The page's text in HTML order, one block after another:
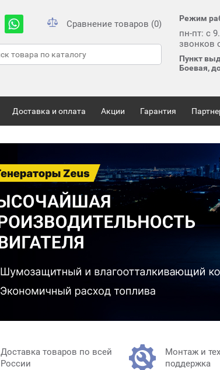
Сравнение товаров (0)
Режим
пн-пт: с
звонков
Пункт
Боевая,
Доставка и оплата Акции Гарантия
Доставка товаров по всей
России
Монтаж и
поддержка